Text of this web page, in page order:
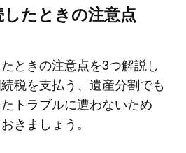
たときの注意点
ときの注意点を3つ解説し
税を支払う、遺産分割でも
トラブルに遭わないため
きましょう。